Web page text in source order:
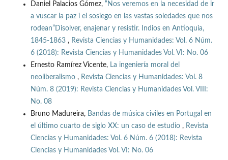
Daniel Palacios Gómez, “Nos veremos en la necesidad de ir
a vuscar la paz i el sosiego en las vastas soledades que nos
rodean”Disolver, enajenar y resistir. Indios en Antioquia,
1845-1863 , Revista Ciencias y Humanidades: Vol. 6 Núm.
6 (2018): Revista Ciencias y Humanidades Vol. VI: No. 06
Ernesto Ramírez Vicente, La ingeniería moral del
neoliberalismo , Revista Ciencias y Humanidades: Vol. 8
Núm. 8 (2019): Revista Ciencias y Humanidades Vol. VIII:
No. 08
Bruno Madureira, Bandas de música civiles en Portugal en
el último cuarto de siglo XX: un caso de estudio , Revista
Ciencias y Humanidades: Vol. 6 Núm. 6 (2018): Revista
Ciencias y Humanidades Vol. VI: No. 06